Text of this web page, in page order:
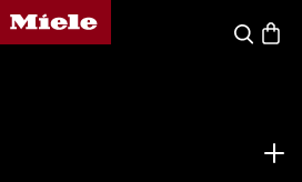
Page d'accueil de Miele
Panier